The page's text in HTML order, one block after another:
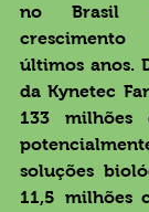
no Brasil
últimos anos.
da Kynetec
133 milhões
soluções
11,5 milhões